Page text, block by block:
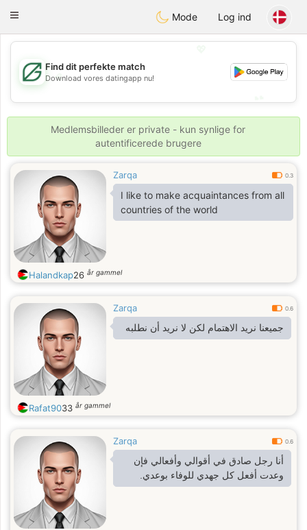
GulfDating
Toggle
Mode Log ind
💖
💕
Find dit perfekte match
Download vores datingapp nu!
Medlemsbilleder er private - kun synlige for
autentificerede brugere
Zarqa 0.3
I like to make acquaintances from all
countries of the world
Halandkap26 år gammel
Zarqa 0.6
جميعنا نريد الاهتمام لكن لا نريد أن نطلبه
Rafat9033 år gammel
Zarqa 0.6
أنا رجل صادق في أقوالي وأفعالي فإن
وعدت أفعل كل جهدي للوفاء بوعدي.